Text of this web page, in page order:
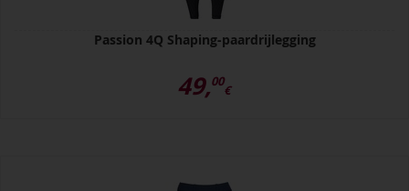
Passion 4Q Shaping-paardrijlegging
49,00
€